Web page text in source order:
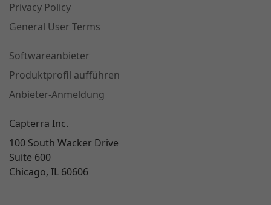
Privacy Policy
General User Terms
Softwareanbieter
Produktprofil aufführen
Anbieter-Anmeldung
Capterra Inc.
100 South Wacker Drive
Suite 600
Chicago, IL 60606